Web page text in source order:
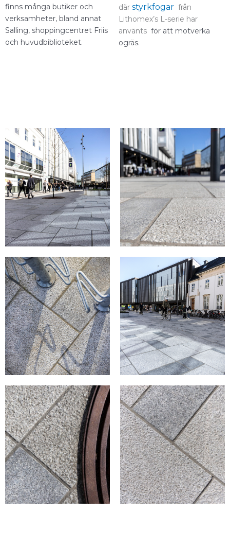
finns många butiker och
verksamheter, bland annat
Salling, shoppingcentret Friis
och huvudbiblioteket.
där styrkfogar från
Lithomex’s L-serie har
använts för att motverka
ogräs.